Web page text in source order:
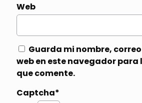
Web
Guarda mi nombre,
web en este navegador para
que comente.
Captcha*